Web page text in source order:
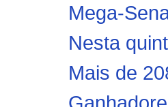
Mega-
Nesta
Mais de